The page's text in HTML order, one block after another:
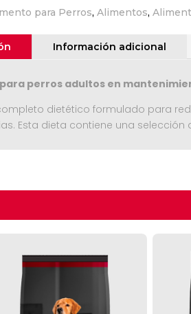
para Perros, Alimentos,
Información adicional
perros adultos en
dietético formulado para
Esta dieta contiene una